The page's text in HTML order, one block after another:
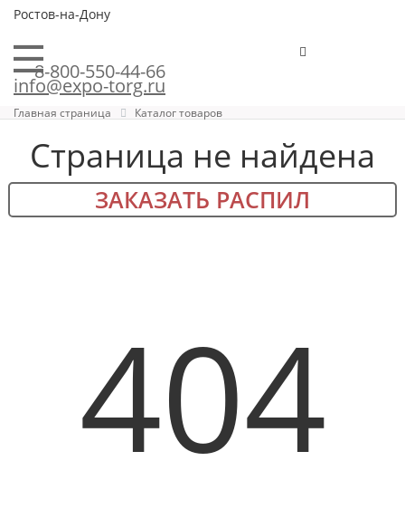
Ростов-на-Дону
8-800-550-44-66
info@expo-torg.ru
Главная страница Каталог товаров
Страница не найдена
ЗАКАЗАТЬ РАСПИЛ
404